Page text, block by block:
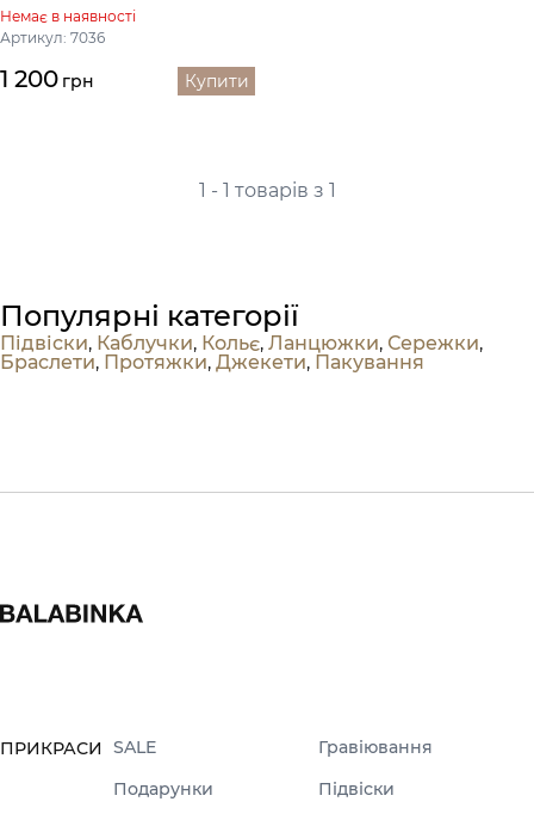
Немає в наявності
Артикул: 7036
1 200 грн Купити
1 - 1 товарів з 1
Популярні категорії
Підвіски, Каблучки, Кольє, Ланцюжки, Сережки,
Браслети, Протяжки, Джекети, Пакування
ПРИКРАСИ SALE
Гравіювання
Подарунки
Підвіски